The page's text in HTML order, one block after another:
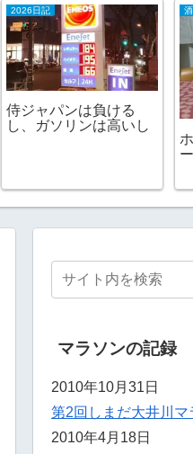
2026日記
侍ジャパンは負ける
し、ガソリンは高いし
マラソンの記録
2010年10月31日
第2回しまだ大井川マ
2010年4月18日